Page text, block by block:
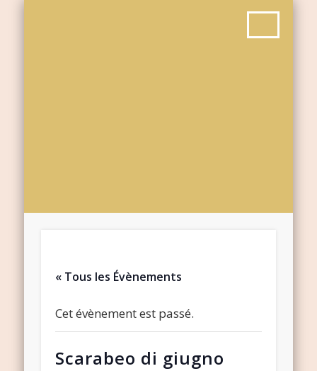
« Tous les Évènements
Cet évènement est passé.
Scarabeo di giugno